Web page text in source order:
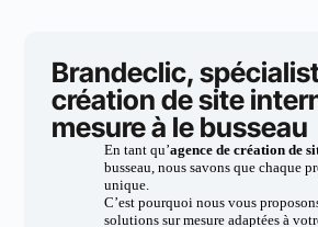
Brandeclic,
création de site
mesure à le busseau
En tant qu’agence de création de
busseau, nous savons que chaque
unique.
C’est pourquoi nous vous
solutions sur mesure adaptées à